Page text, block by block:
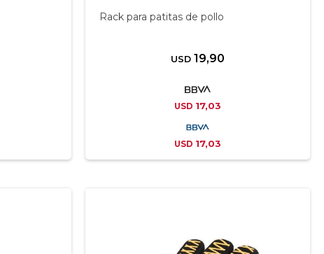
Rack para patitas de pollo
USD 19,90
USD 17,03
USD 17,03